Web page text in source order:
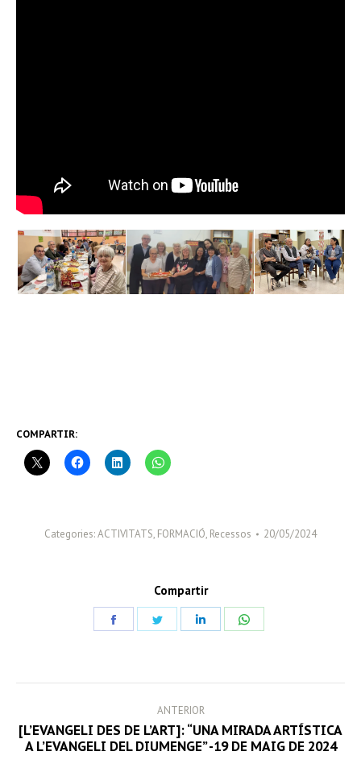
COMPARTIR:
Categories:ACTIVITATS, FORMACIÓ, Recessos 20/05/2024
Compartir
NAVIGATION
ANTERIOR
Previous
post:
[L’EVANGELI DES DE L’ART]: “UNA MIRADA ARTÍSTICA
A L’EVANGELI DEL DIUMENGE” -19 DE MAIG DE 2024